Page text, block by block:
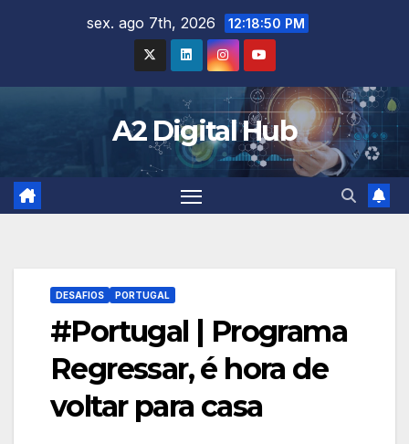
sex. ago 7th, 2026 12:18:51 PM
A2 Digital Hub
DESAFIOS PORTUGAL
#Portugal | Programa
Regressar, é hora de
voltar para casa